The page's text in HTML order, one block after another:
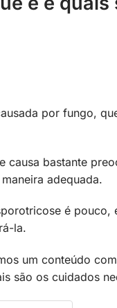
por fungo,
causa bastante
adequada.
é pouco,
la.
um conteúdo
são os cuidados